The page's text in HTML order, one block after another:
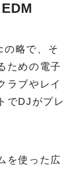
略で、そ
ための電子
ラブやレイ
でDJがプレ
を使った広